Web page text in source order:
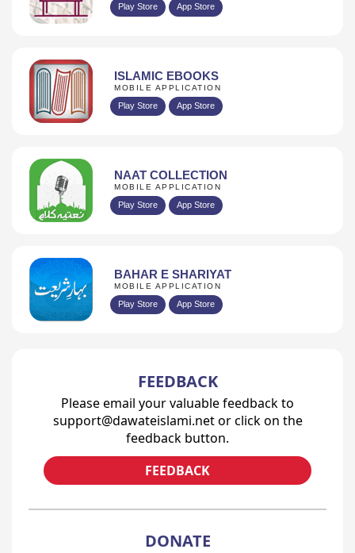
Play Store App Store
ISLAMIC EBOOKS
MOBILE APPLICATION
Play Store App Store
NAAT COLLECTION
MOBILE APPLICATION
Play Store App Store
BAHAR E SHARIYAT
MOBILE APPLICATION
Play Store App Store
FEEDBACK
Please email your valuable feedback to
support@dawateislami.net or click on the
feedback button.
FEEDBACK
DONATE